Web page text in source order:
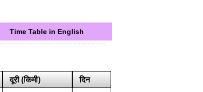
Time Table in English
दूरी (किमी)
दिन